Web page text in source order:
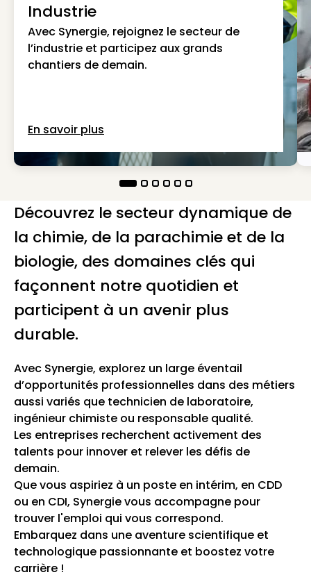
Industrie
Avec Synergie, rejoignez le secteur de
l’industrie et participez aux grands
chantiers de demain.
En savoir plus
Découvrez le secteur dynamique de
la chimie, de la parachimie et de la
biologie, des domaines clés qui
façonnent notre quotidien et
participent à un avenir plus
durable.
Avec Synergie, explorez un large éventail
d’opportunités professionnelles dans des métiers
aussi variés que technicien de laboratoire,
ingénieur chimiste ou responsable qualité.
Les entreprises recherchent activement des
talents pour innover et relever les défis de
demain.
Que vous aspiriez à un poste en intérim, en CDD
ou en CDI, Synergie vous accompagne pour
trouver l'emploi qui vous correspond.
Embarquez dans une aventure scientifique et
technologique passionnante et boostez votre
carrière !